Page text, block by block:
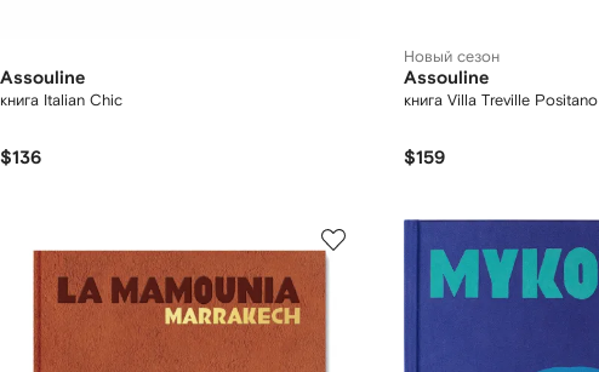
Assouline
книга Italian Chic
$136
Новый сезон
Assouline
книга Villa Treville Positano
$159